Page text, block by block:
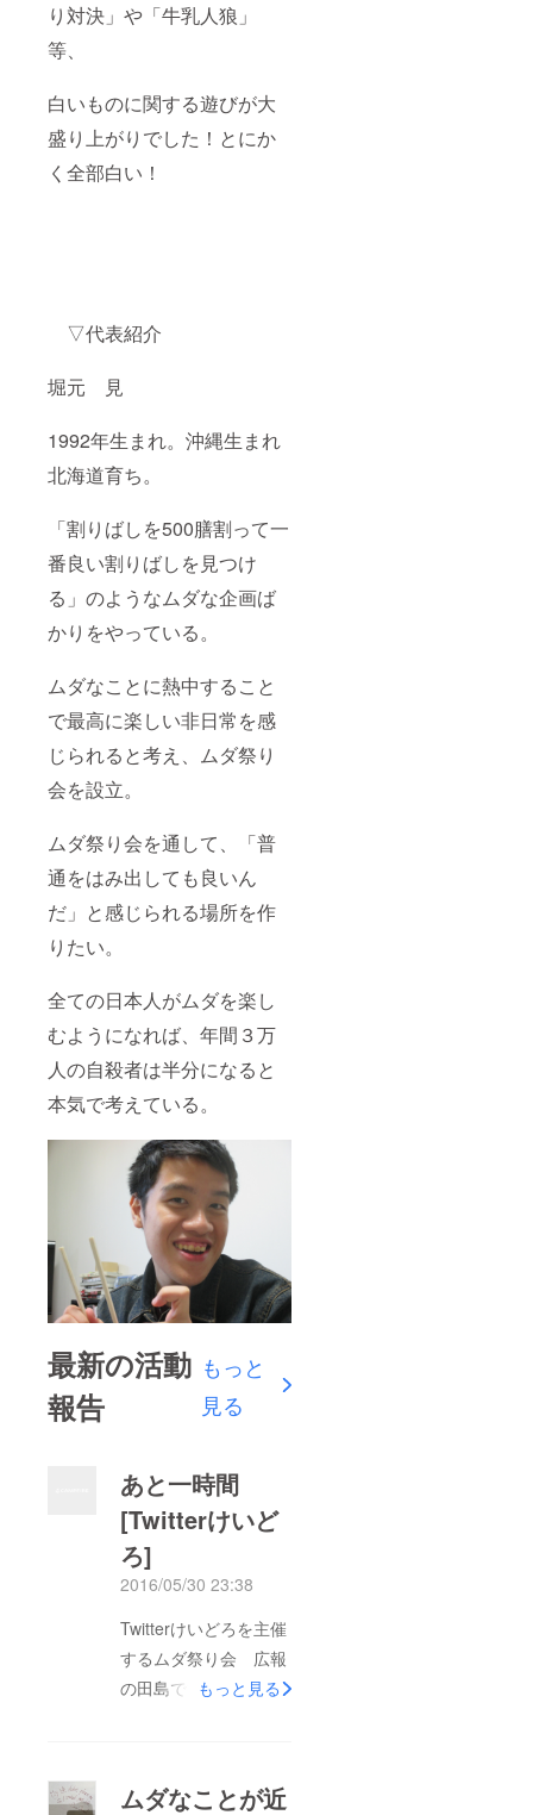
り対決」や「牛乳人狼」
等、
白いものに関する遊びが大
盛り上がりでした！とにか
く全部白い！
▽代表紹介
堀元 見
1992年生まれ。沖縄生まれ
北海道育ち。
「割りばしを500膳割って一
番良い割りばしを見つけ
る」のようなムダな企画ば
かりをやっている。
ムダなことに熱中すること
で最高に楽しい非日常を感
じられると考え、ムダ祭り
会を設立。
ムダ祭り会を通して、「普
通をはみ出しても良いん
だ」と感じられる場所を作
りたい。
全ての日本人がムダを楽し
むようになれば、年間３万
人の自殺者は半分になると
本気で考えている。
最新の活動
報告
もっと
見る
あと一時間
[Twitterけいど
ろ]
2016/05/30 23:38
Twitterけいどろを主催
するムダ祭り会 広報
の田島です とうとう
う事もないですが、ぜ
もっと見る
ムダなことが近